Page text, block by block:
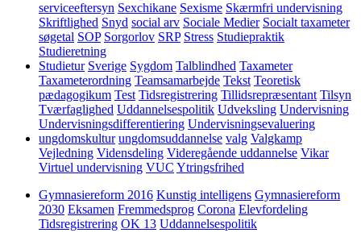
serviceeftersyn Sexchikane Sexisme Skærmfri undervisning
Skriftlighed Snyd social arv Sociale Medier Socialt taxameter
søgetal SOP Sorgorlov SRP Stress Studiepraktik
Studieretning
Studietur Sverige Sygdom Talblindhed Taxameter
Taxameterordning Teamsamarbejde Tekst Teoretisk
pædagogikum Test Tidsregistrering Tillidsrepræsentant Tilsyn
Tværfaglighed Uddannelsespolitik Udveksling Undervisning
Undervisningsdifferentiering Undervisningsevaluering
ungdomskultur ungdomsuddannelse valg Valgkamp
Vejledning Vidensdeling Videregående uddannelse Vikar
Virtuel undervisning VUC Ytringsfrihed
Gymnasiereform 2016 Kunstig intelligens Gymnasiereform
2030 Eksamen Fremmedsprog Corona Elevfordeling
Tidsregistrering OK 13 Uddannelsespolitik